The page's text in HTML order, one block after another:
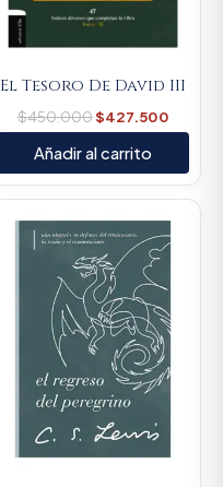
El Tesoro De David III
$450.000$427.500
Añadir al carrito
price
was:
$74.100.
Current
price
is:
$70.395.